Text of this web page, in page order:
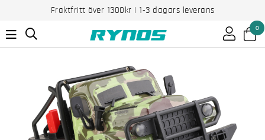
Fraktfritt över 1300kr | 1-3 dagars leverans
0